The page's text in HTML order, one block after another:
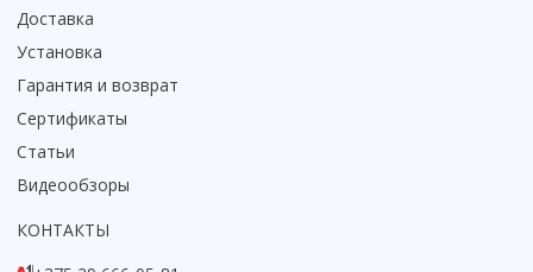
Доставка
Установка
Гарантия и возврат
Сертификаты
Статьи
Видеообзоры
КОНТАКТЫ